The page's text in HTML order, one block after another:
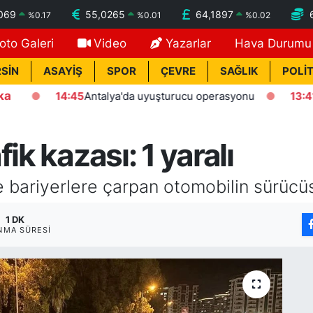
%0.17 55,0265 %0.01 64,1897 %0.02
Galeri Video Yazarlar Hava Durumu
ASAYİŞ SPOR ÇEVRE SAĞLIK
14:45 Antalya'da uyuşturucu operasyonu 13:41
kazası: 1 yaralı
bariyerlere çarpan otomobilin
1 DK
SÜRESI